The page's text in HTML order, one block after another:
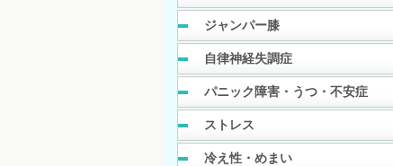
ジャンパー膝
自律神経失調症
パニック障害・うつ・不安症
ストレス
冷え性・めまい